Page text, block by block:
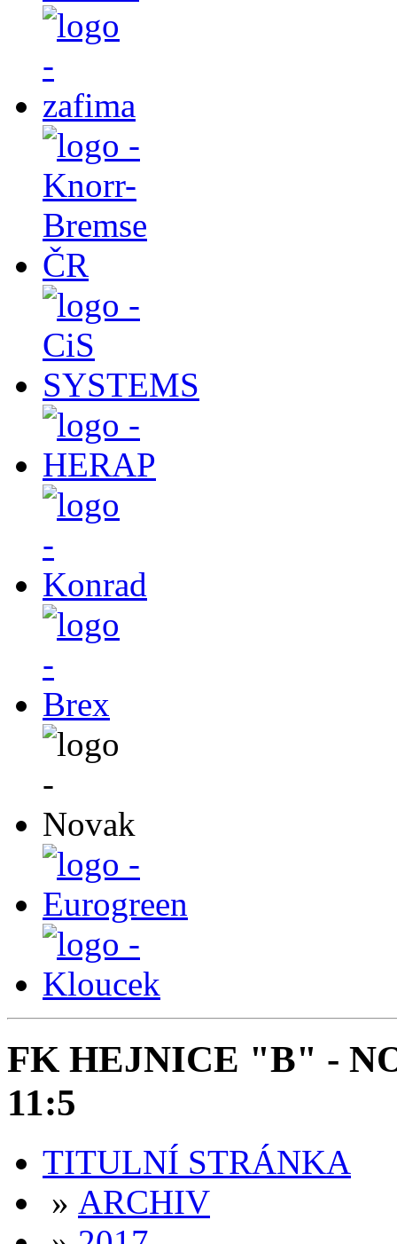
FK HEJNICE "B" -
11:5
TITULNÍ STRÁNKA
» ARCHIV